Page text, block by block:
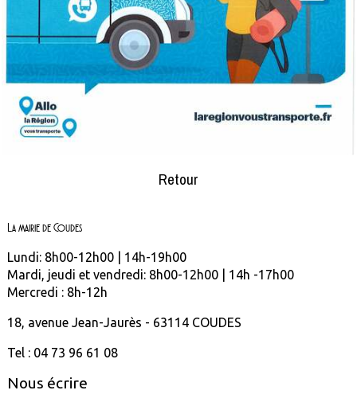
Retour
La mairie de Coudes
Lundi: 8h00-12h00 | 14h-19h00
Mardi, jeudi et vendredi: 8h00-12h00 | 14h -17h00
Mercredi : 8h-12h
18, avenue Jean-Jaurès - 63114 COUDES
Tel : 04 73 96 61 08
Nous écrire